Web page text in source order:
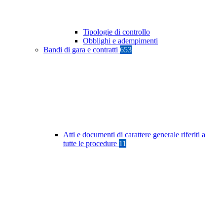
Tipologie di controllo
Obblighi e adempimenti
Bandi di gara e contratti 653
Atti e documenti di carattere generale riferiti a
tutte le procedure 11